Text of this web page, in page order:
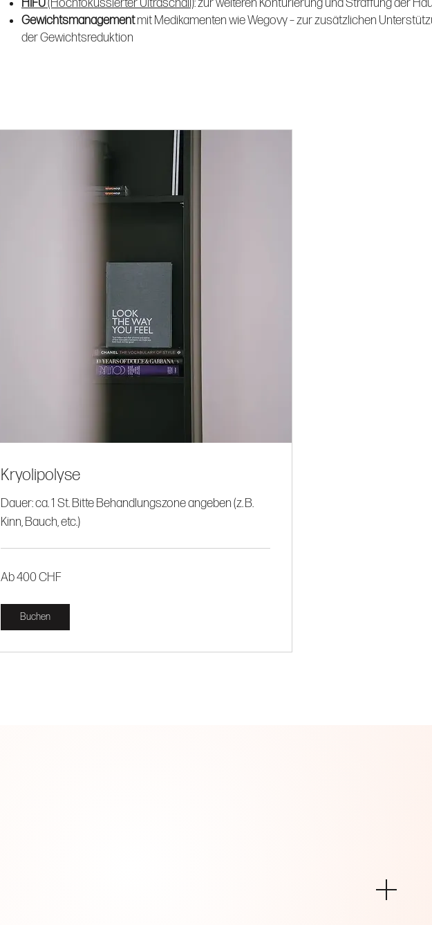
HIFU(Hochfokussierter Ultraschall): zur weiteren Konturierung und Straffung der
Gewichtsmanagementmit Medikamenten wie Wegovy – zur zusätzlichen
der Gewichtsreduktion
Kryolipolyse
Dauer: ca. 1 St. Bitte Behandlungszone angeben (z. B.
Kinn, Bauch, etc.)
400
Ab 400 CHF
Buchen